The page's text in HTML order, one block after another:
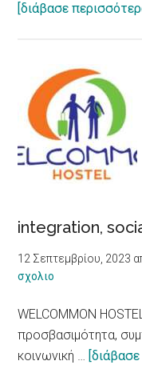
[διάβασε
integration,
12 Σεπτεμβρίου, 2023
σχολιο
WELCOMMON
προσβασιμότητα,
κοινωνική …